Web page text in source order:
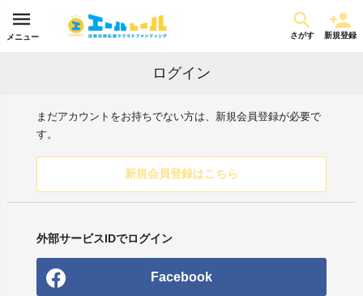
メニュー さがす 新規登録
ログイン
まだアカウントをお持ちでない方は、新規会員登録が必要で
す。
新規会員登録はこちら
外部サービスIDでログイン
Facebook